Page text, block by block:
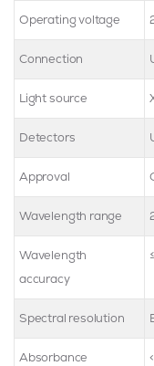
Operating voltage
Connection
Light source
Detectors
Approval
Wavelength range
Wavelength
accuracy
Spectral resolution
Absorbance